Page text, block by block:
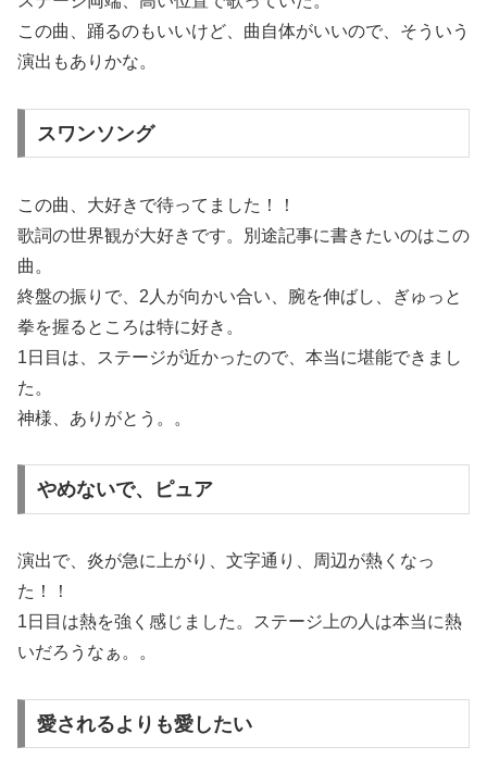
この曲、踊るのもいいけど、曲自体がいいので、そういう
演出もありかな。
スワンソング
この曲、大好きで待ってました！！
歌詞の世界観が大好きです。別途記事に書きたいのはこの
曲。
終盤の振りで、2人が向かい合い、腕を伸ばし、ぎゅっと
拳を握るところは特に好き。
1日目は、ステージが近かったので、本当に堪能できまし
た。
神様、ありがとう。。
やめないで、ピュア
演出で、炎が急に上がり、文字通り、周辺が熱くなっ
た！！
1日目は熱を強く感じました。ステージ上の人は本当に熱
いだろうなぁ。。
愛されるよりも愛したい